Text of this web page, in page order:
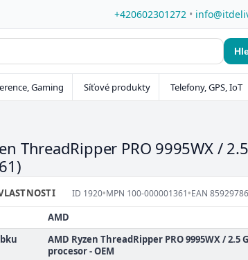
+420602301272 •
Gaming Síťové produkty Telefony, GPS, IoT
ThreadRipper PRO 9995WX /
ID 1920•MPN 100-000001361•EAN
AMD
AMD Ryzen ThreadRipper PRO 9995WX / 2.5
procesor - OEM